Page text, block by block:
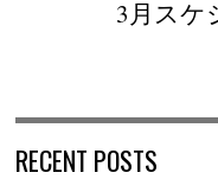
3月スケ
RECENT POSTS